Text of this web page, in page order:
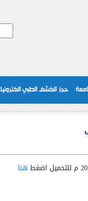
حجز الكشف الطبي الكترونيا
هنا